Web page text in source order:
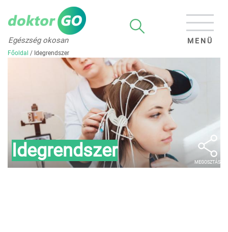
Egészség okosan MENÜ
Főoldal / Idegrendszer
Idegrendszer
MEGOSZTÁS